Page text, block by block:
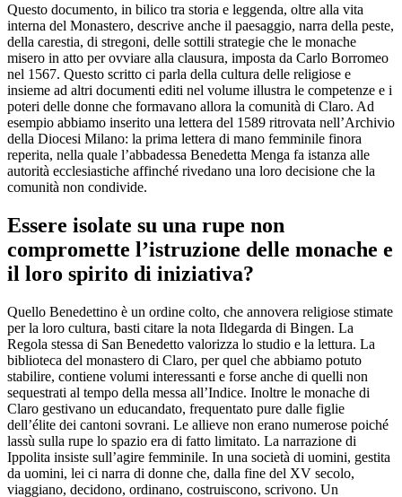
Questo documento, in bilico tra storia e leggenda, oltre alla vita
interna del Monastero, descrive anche il paesaggio, narra della peste,
della carestia, di stregoni, delle sottili strategie che le monache
misero in atto per ovviare alla clausura, imposta da Carlo Borromeo
nel 1567. Questo scritto ci parla della cultura delle religiose e
insieme ad altri documenti editi nel volume illustra le competenze e i
poteri delle donne che formavano allora la comunità di Claro. Ad
esempio abbiamo inserito una lettera del 1589 ritrovata nell’Archivio
della Diocesi Milano: la prima lettera di mano femminile finora
reperita, nella quale l’abbadessa Benedetta Menga fa istanza alle
autorità ecclesiastiche affinché rivedano una loro decisione che la
comunità non condivide.
Essere isolate su una rupe non
compromette l’istruzione delle monache e
il loro spirito di iniziativa?
Quello Benedettino è un ordine colto, che annovera religiose stimate
per la loro cultura, basti citare la nota Ildegarda di Bingen. La
Regola stessa di San Benedetto valorizza lo studio e la lettura. La
biblioteca del monastero di Claro, per quel che abbiamo potuto
stabilire, contiene volumi interessanti e forse anche di quelli non
sequestrati al tempo della messa all’Indice. Inoltre le monache di
Claro gestivano un educandato, frequentato pure dalle figlie
dell’élite dei cantoni sovrani. Le allieve non erano numerose poiché
lassù sulla rupe lo spazio era di fatto limitato. La narrazione di
Ippolita insiste sull’agire femminile. In una società di uomini, gestita
da uomini, lei ci narra di donne che, dalla fine del XV secolo,
viaggiano, decidono, ordinano, costruiscono, scrivono. Un